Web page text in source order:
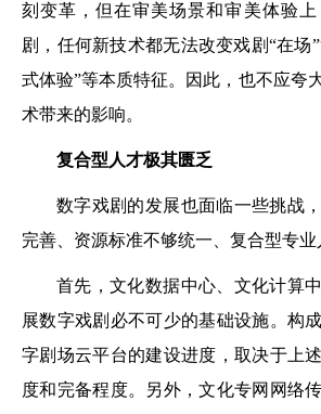
刻变革，但在审美场景和审美体验
剧，任何新技术都无法改变戏剧“在场
式体验”等本质特征。因此，也不应夸
术带来的影响。
复合型人才极其匮乏
数字戏剧的发展也面临一些挑战
完善、资源标准不够统一、复合型专业
首先，文化数据中心、文化计算
展数字戏剧必不可少的基础设施。构
字剧场云平台的建设进度，取决于上
度和完备程度。另外，文化专网网络